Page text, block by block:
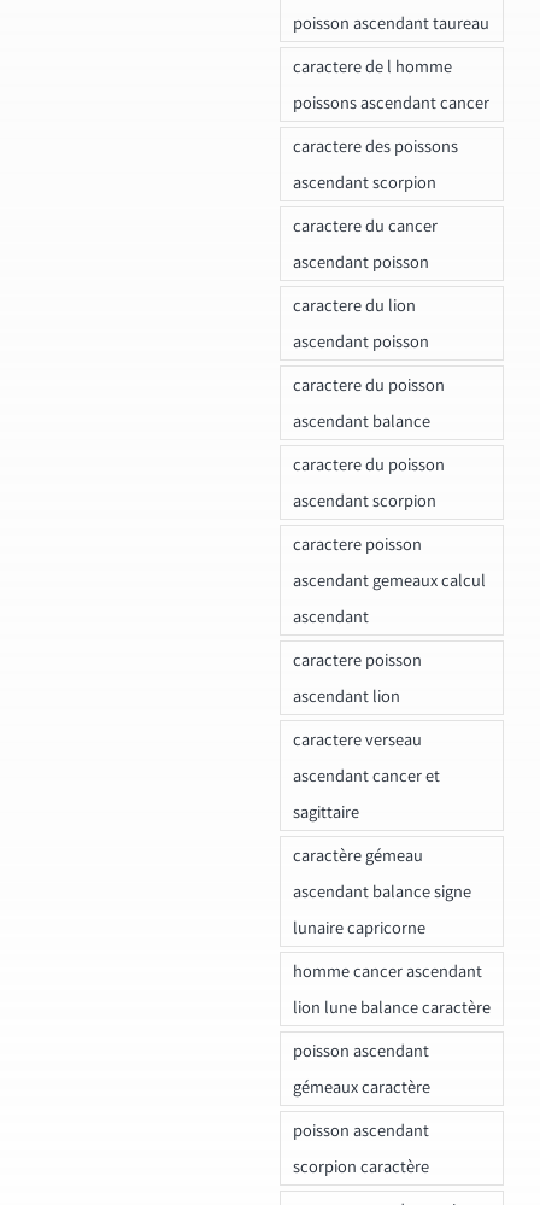
poisson ascendant taureau
caractere de l homme
poissons ascendant cancer
caractere des poissons
ascendant scorpion
caractere du cancer
ascendant poisson
caractere du lion
ascendant poisson
caractere du poisson
ascendant balance
caractere du poisson
ascendant scorpion
caractere poisson
ascendant gemeaux calcul
ascendant
caractere poisson
ascendant lion
caractere verseau
ascendant cancer et
sagittaire
caractère gémeau
ascendant balance signe
lunaire capricorne
homme cancer ascendant
lion lune balance caractère
poisson ascendant
gémeaux caractère
poisson ascendant
scorpion caractère